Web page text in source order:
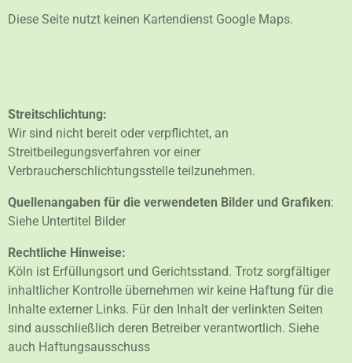
Diese Seite nutzt keinen Kartendienst Google Maps.
Streitschlichtung:
Wir sind nicht bereit oder verpflichtet, an
Streitbeilegungsverfahren vor einer
Verbraucherschlichtungsstelle teilzunehmen.
Quellenangaben für die verwendeten Bilder und Grafiken:
Siehe Untertitel Bilder
Rechtliche Hinweise:
Köln ist Erfüllungsort und Gerichtsstand. Trotz sorgfältiger
inhaltlicher Kontrolle übernehmen wir keine Haftung für die
Inhalte externer Links. Für den Inhalt der verlinkten Seiten
sind ausschließlich deren Betreiber verantwortlich. Siehe
auch Haftungsausschuss